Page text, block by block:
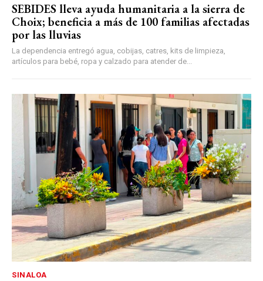
SEBIDES lleva ayuda humanitaria a la sierra de
Choix; beneficia a más de 100 familias afectadas
por las lluvias
La dependencia entregó agua, cobijas, catres, kits de limpieza,
artículos para bebé, ropa y calzado para atender de...
SINALOA